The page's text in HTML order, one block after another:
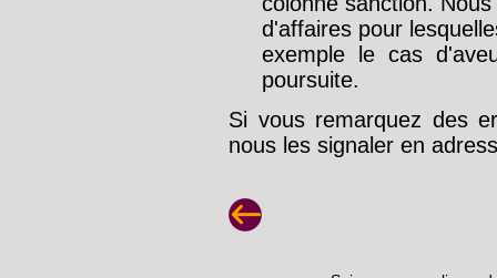
d'affaires pour
exemple le cas
poursuite.
Si vous remarquez des
nous les signaler en